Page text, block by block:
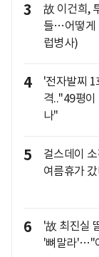
3
故 이건희,
들…어떻게
럽병사)
4
'전자발찌 1
격.."49평이
나"
5
걸스데이
여름휴가
6
'故 최진실
'뼈말라'…"